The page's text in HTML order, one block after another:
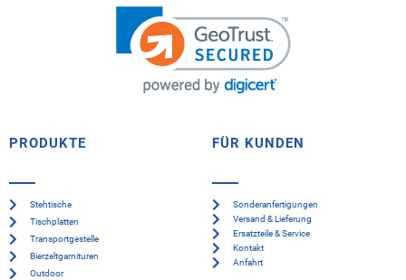
PRODUKTE
Stehtische
Tischplatten
Transportgestelle
Bierzeltgarnituren
Outdoor
FÜR KUNDEN
Sonderanfertigungen
Versand & Lieferung
Ersatzteile & Service
Kontakt
Anfahrt